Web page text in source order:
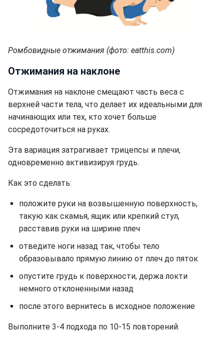
Ромбовидные отжимания (фото: eatthis.com)
Отжимания на наклоне
Отжимания на наклоне смещают часть веса с
верхней части тела, что делает их идеальными для
начинающих или тех, кто хочет больше
сосредоточиться на руках.
Эта вариация затрагивает трицепсы и плечи,
одновременно активизируя грудь.
Как это сделать:
положите руки на возвышенную поверхность,
такую как скамья, ящик или крепкий стул,
расставив руки на ширине плеч
отведите ноги назад так, чтобы тело
образовывало прямую линию от плеч до пяток
опустите грудь к поверхности, держа локти
немного отклоненными назад
после этого вернитесь в исходное положение
Выполните 3-4 подхода по 10-15 повторений.